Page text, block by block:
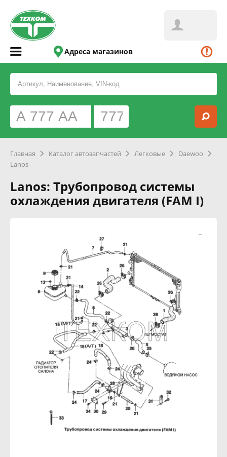
Адреса магазинов
Главная Каталог автозапчастей Легковые
Daewoo
Lanos
Lanos: Трубопровод системы
охлаждения двигателя (FAM I)